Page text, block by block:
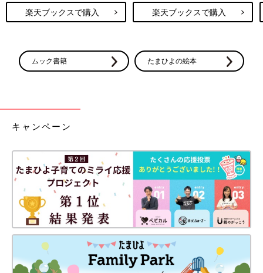
楽天ブックスで購入 楽天ブックスで購入
ムック書籍 たまひよの絵本
キャンペーン